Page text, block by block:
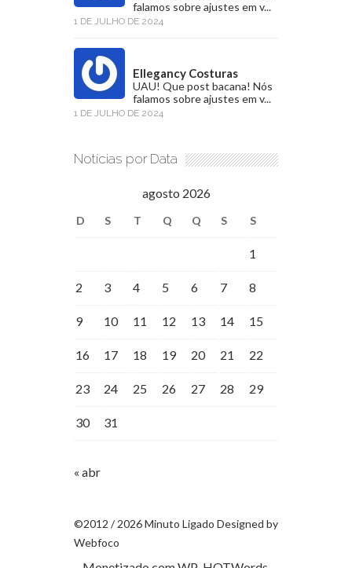
falamos sobre ajustes em v...
1 DE JULHO DE 2024
Ellegancy Costuras
UAU! Que post bacana! Nós
falamos sobre ajustes em v...
1 DE JULHO DE 2024
Notícias por Data
agosto 2026
D S T Q Q S S
1
2 3 4 5 6 7 8
9 10 11 12 13 14 15
16 17 18 19 20 21 22
23 24 25 26 27 28 29
30 31
« abr
©2012 / 2026 Minuto Ligado Designed by
Webfoco